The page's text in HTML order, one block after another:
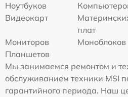
Ноутбуков
Видеокарт
плат
Мониторов
Моноблоков
Планшетов
Мы занимаемся ремонтом и
обслуживанием техники MSI
гарантийного периода. Наш